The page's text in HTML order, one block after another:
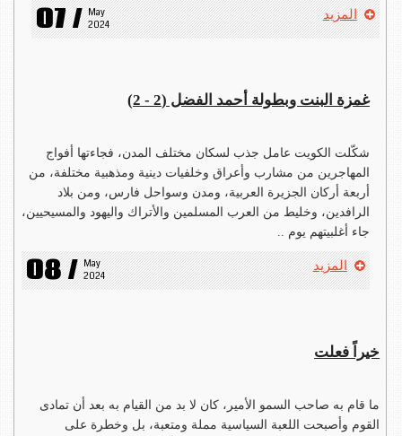
07 / May
2024
المزيد
غمزة البنت وبطولة أحمد الفضل (2 - 2)
شكّلت الكويت عامل جذب لسكان مختلف المدن، فجاءتها أفواج
المهاجرين من مشارب وأعراق وخلفيات دينية ومذهبية مختلفة، من
أربعة أركان الجزيرة العربية، ومدن وسواحل فارس، ومن بلاد
الرافدين، وخليط من العرب المسلمين والأتراك واليهود والمسيحيين،
جاء أغلبيتهم يوم ..
08 / May
2024
المزيد
خيراً فعلت
ما قام به صاحب السمو الأمير، كان لا بد من القيام به بعد أن تمادى
القوم وأصبحت اللعبة السياسية مملة ومتعبة، بل وخطرة على